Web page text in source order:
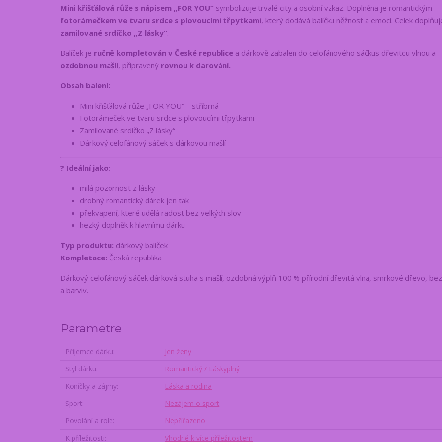
Mini křišťálová růže s nápisem „FOR YOU“ symbolizuje trvalé city a osobní vzkaz. Doplněna je romantickým
fotorámečkem ve tvaru srdce s plovoucími třpytkami, který dodává balíčku něžnost a emoci. Celek
zamilované srdíčko „Z lásky“.
Balíček je ručně kompletován v České republice a dárkově zabalen do celofánového sáčkus dřevitou vlnou a
ozdobnou mašlí, připravený rovnou k darování.
Obsah balení:
Mini křišťálová růže „FOR YOU“ – stříbrná
Fotorámeček ve tvaru srdce s plovoucími třpytkami
Zamilované srdíčko „Z lásky“
Dárkový celofánový sáček s dárkovou mašlí
? Ideální jako:
milá pozornost z lásky
drobný romantický dárek jen tak
překvapení, které udělá radost bez velkých slov
hezký doplněk k hlavnímu dárku
Typ produktu: dárkový balíček
Kompletace: Česká republika
Dárkový celofánový sáček dárková stuha s mašlí, ozdobná výplň 100 % přírodní dřevitá vlna, smrkové dřevo,
a barviv.
Parametre
Příjemce dárku
Jen ženy
Styl dárku
Romantický / Láskyplný
Koníčky a zájmy
Láska a rodina
Sport
Nezájem o sport
Povolání a role
Nepřířazeno
K příležitosti
Vhodné k více příležitostem